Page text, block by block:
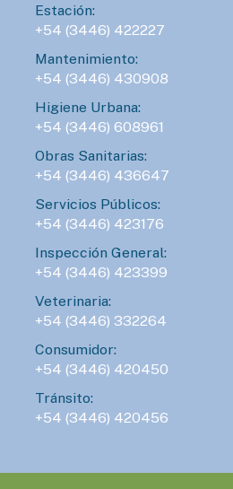
Estación:
+54 (3446) 422227
Mantenimiento:
+54 (3446) 430908
Higiene Urbana:
+54 (3446) 608961
Obras Sanitarias:
+54 (3446) 436647
Servicios Públicos:
+54 (3446) 423176
Inspección General:
+54 (3446) 423399
Veterinaria:
+54 (3446) 332264
Consumidor:
+54 (3446) 420450
Tránsito:
+54 (3446) 420456